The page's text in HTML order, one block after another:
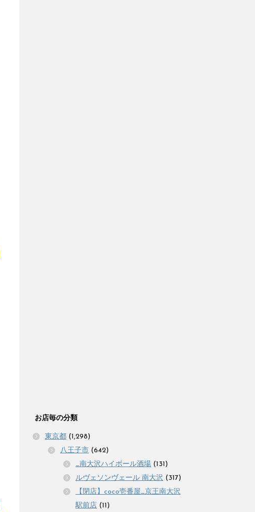
お店毎の分類
東京都 (1,298)
八王子市 (642)
_南大沢ハイボール酒場 (131)
ルヴェソンヴェール 南大沢 (317)
【閉店】coco壱番屋_京王南大沢
駅前店 (11)